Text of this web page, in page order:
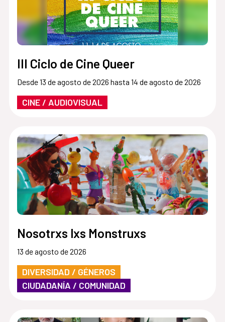
III Ciclo de Cine Queer
Desde 13 de agosto de 2026 hasta 14 de agosto de 2026
CINE / AUDIOVISUAL
Nosotrxs lxs Monstruxs
13 de agosto de 2026
DIVERSIDAD / GÉNEROS
CIUDADANÍA / COMUNIDAD